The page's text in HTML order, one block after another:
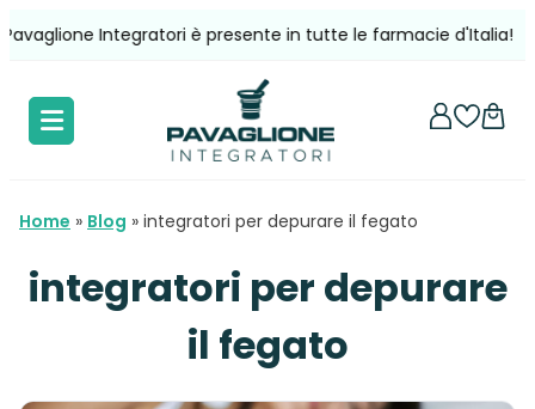
Vai
Integratori è presente in tutte le farmacie d'Italia!
Home » Blog » integratori per depurare il fegato
integratori per depurare
il fegato